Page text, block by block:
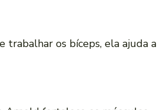
trabalhar os bíceps, ela ajuda a